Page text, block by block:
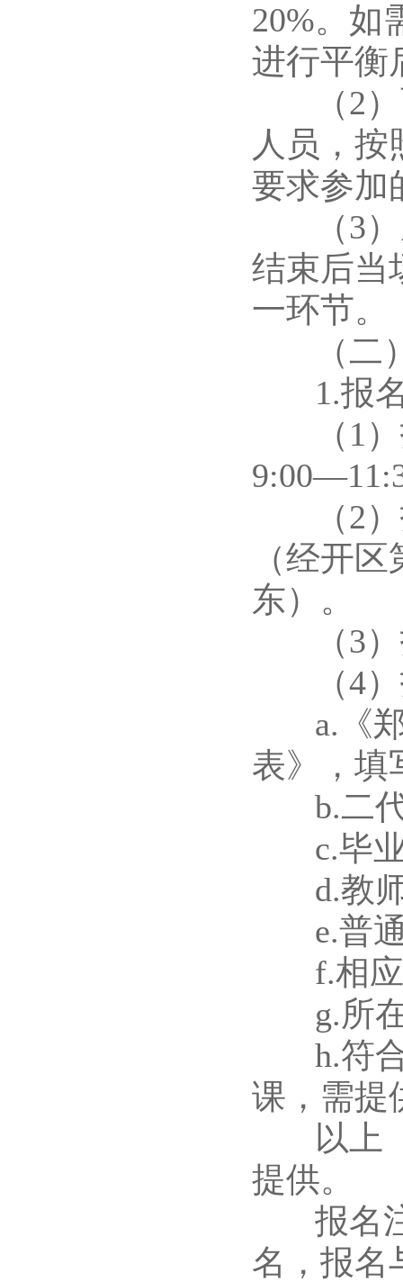
20%。如
进行平衡
（2）
人员，
要求参加
（3）
结束后当
一环节。
（二）
1.报
（1）
（2）
（经开
东）。
（3）
（4）
a.《郑
表》，填
b.二代
c.毕业
d.教师
e.普通
f.相应
g.所在
h.符合
课，需提
以上（
提供。
报名注
名，报名